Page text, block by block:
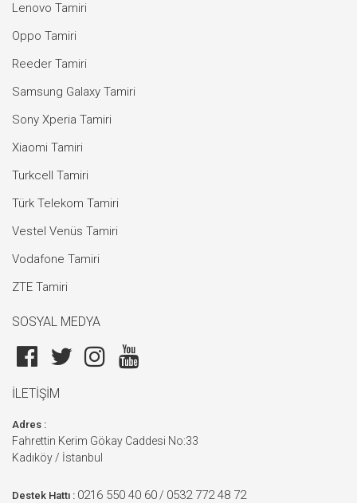
Lenovo Tamiri
Oppo Tamiri
Reeder Tamiri
Samsung Galaxy Tamiri
Sony Xperia Tamiri
Xiaomi Tamiri
Turkcell Tamiri
Türk Telekom Tamiri
Vestel Venüs Tamiri
Vodafone Tamiri
ZTE Tamiri
SOSYAL MEDYA
İLETİŞİM
Adres :
Fahrettin Kerim Gökay Caddesi No:33
Kadıköy / İstanbul
Destek Hattı : 0216 550 40 60/ 0532 772 48 72